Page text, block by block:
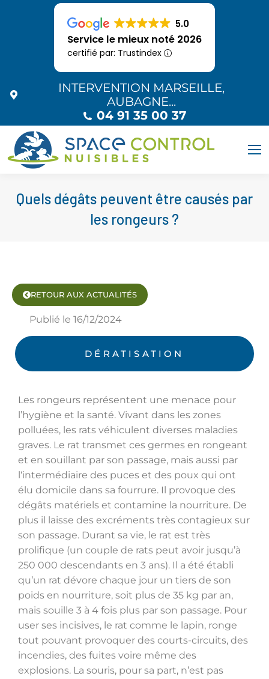
5.0
Service le mieux noté 2026
certifié par: Trustindex
INTERVENTION MARSEILLE,
AUBAGNE...
04 91 35 00 37
Quels dégâts peuvent être causés par
les rongeurs ?
RETOUR AUX ACTUALITÉS
Publié le 16/12/2024
DÉRATISATION
Les rongeurs représentent une menace pour
l’hygiène et la santé. Vivant dans les zones
polluées, les rats véhiculent diverses maladies
graves. Le rat transmet ces germes en rongeant
et en souillant par son passage, mais aussi par
l‘intermédiaire des puces et des poux qui ont
élu domicile dans sa fourrure. Il provoque des
dégâts matériels et contamine la nourriture. De
plus il laisse des excréments très contagieux sur
son passage. Durant sa vie, le rat est très
prolifique (un couple de rats peut avoir jusqu’à
250 000 descendants en 3 ans). Il a été établi
qu’un rat dévore chaque jour un tiers de son
poids en nourriture, soit plus de 35 kg par an,
mais souille 3 à 4 fois plus par son passage. Pour
user ses incisives, le rat comme le lapin, ronge
tout pouvant provoquer des courts-circuits, des
incendies, des fuites voire même des
explosions. La souris, pour sa part, n’est pas